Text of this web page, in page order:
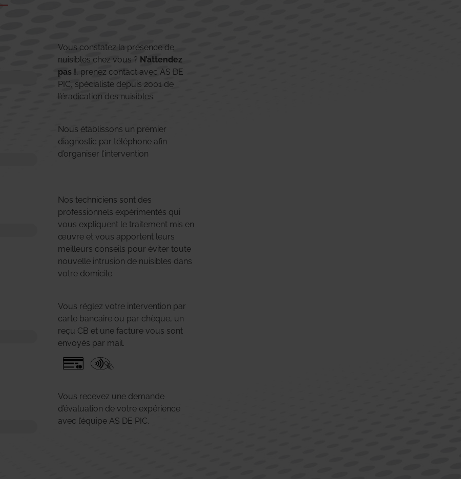
Vous constatez la présence de
nuisibles chez vous ? N’attendez
pas !, prenez contact avec AS DE
PIC, spécialiste depuis 2001 de
l’éradication des nuisibles.
Nous établissons un premier
diagnostic par téléphone afin
d’organiser l’intervention
Nos techniciens sont des
professionnels expérimentés qui
vous expliquent le traitement mis en
œuvre et vous apportent leurs
meilleurs conseils pour éviter toute
nouvelle intrusion de nuisibles dans
votre domicile.
Vous réglez votre intervention par
carte bancaire ou par chèque, un
reçu CB et une facture vous sont
envoyés par mail.
Vous recevez une demande
d’évaluation de votre expérience
avec l’équipe AS DE PIC.